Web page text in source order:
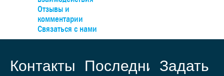
наблюдения и охранная сигнализация. Рядом
участок площадью 1800 м2, который взят в аренду у
католической церкви (договор можно продлить).
Отзывы и
комментарии
Связаться с нами
Контакты ПоследниеЗадать